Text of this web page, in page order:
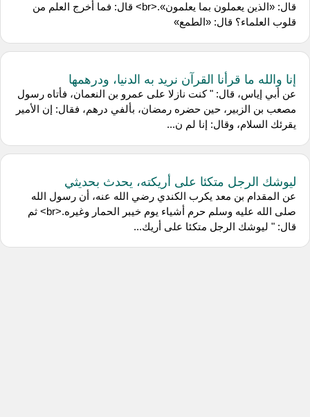
قال: «الذين يعملون بما يعلمون».<br> قال: فما أخرج العلم من
قلوب العلماء؟ قال: «الطمع»
إنا والله ما قرأنا القرآن نريد به الدنيا، ودرهمها
عن أبي إياس، قال: " كنت نازلا على عمرو بن النعمان، فأتاه رسول
مصعب بن الزبير، حين حضره رمضان، بألفي درهم، فقال: إن الأمير
يقرئك السلام، وقال: إنا لم ن...
ليوشك الرجل متكئا على أريكته، يحدث بحديثي
عن المقدام بن معد يكرب الكندي رضي الله عنه، أن رسول الله
صلى الله عليه وسلم حرم أشياء يوم خيبر الحمار وغيره.<br> ثم
قال: " ليوشك الرجل متكئا على أريك...